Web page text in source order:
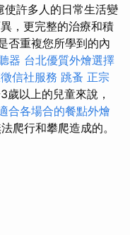
使許多人的日常生活變
，更完整的治療和積
否重複您所學到的內
器 台北優質外燴選擇
信社服務 跳蚤 正宗
歲以上的兒童來說，
合各場合的餐點外燴
爬行和攀爬造成的。